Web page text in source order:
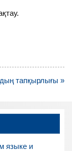
тапқырлығы »
языке и